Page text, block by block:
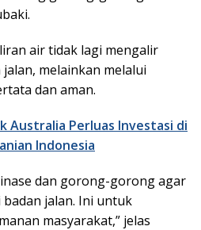
air tidak lagi mengalir
melainkan melalui
dan aman.
Australia Perluas Investasi di
Indonesia
dan gorong-gorong agar
jalan. Ini untuk
masyarakat,” jelas